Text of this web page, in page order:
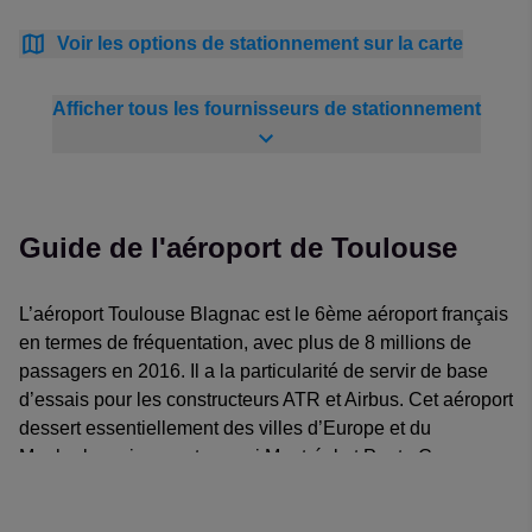
Voir les options de stationnement sur la carte
Afficher tous les fournisseurs de stationnement
Guide de l'aéroport de Toulouse
L’aéroport Toulouse Blagnac est le 6ème aéroport français
en termes de fréquentation, avec plus de 8 millions de
passagers en 2016. Il a la particularité de servir de base
d’essais pour les constructeurs ATR et Airbus. Cet aéroport
dessert essentiellement des villes d’Europe et du
Maghreb, mais compte aussi Montréal et Punta Cana